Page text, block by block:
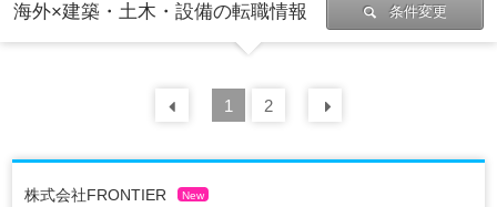
海外×建築・土木・設備の転職情報 条件変更
前の 30
1 2
株式会社FRONTIER New